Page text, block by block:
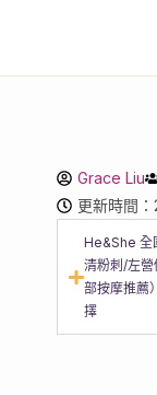
Grace Liu
更新時間
He&She 全
清粉刺/左
部按摩推薦
擇